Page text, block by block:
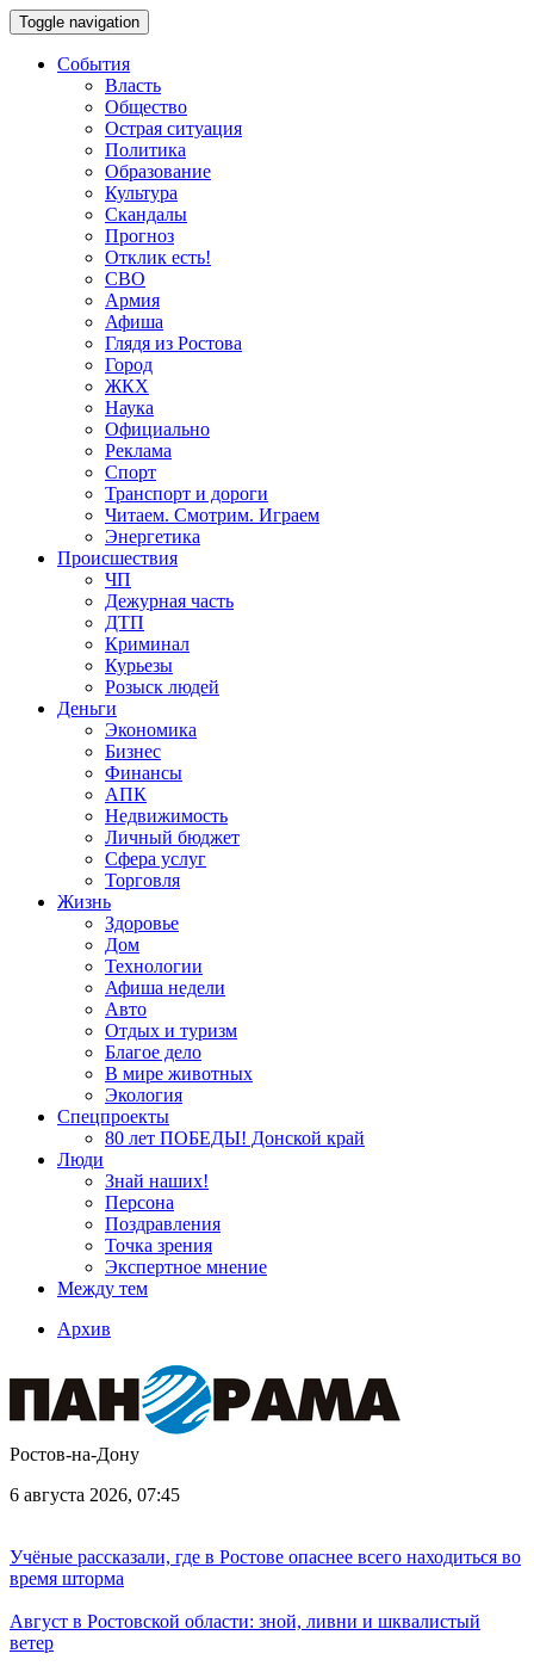
Toggle navigation
События
Власть
Общество
Острая ситуация
Политика
Образование
Культура
Скандалы
Прогноз
Отклик есть!
СВО
Армия
Афиша
Глядя из Ростова
Город
ЖКХ
Наука
Официально
Реклама
Спорт
Транспорт и дороги
Читаем. Смотрим. Играем
Энергетика
Происшествия
ЧП
Дежурная часть
ДТП
Криминал
Курьезы
Розыск людей
Деньги
Экономика
Бизнес
Финансы
АПК
Недвижимость
Личный бюджет
Сфера услуг
Торговля
Жизнь
Здоровье
Дом
Технологии
Афиша недели
Авто
Отдых и туризм
Благое дело
В мире животных
Экология
Спецпроекты
80 лет ПОБЕДЫ! Донской край
Люди
Знай наших!
Персона
Поздравления
Точка зрения
Экспертное мнение
Между тем
Архив
Ростов-на-Дону
6 августа 2026, 07:45
Учёные рассказали, где в Ростове опаснее всего находиться во
время шторма
Август в Ростовской области: зной, ливни и шквалистый
ветер